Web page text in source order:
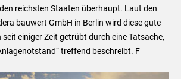
reichsten Staaten überhaupt. Laut den
bauwert GmbH in Berlin wird diese gute
einiger Zeit getrübt durch eine Tatsache,
treffend beschreibt. F